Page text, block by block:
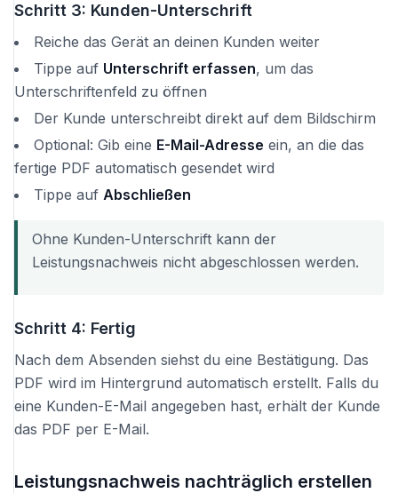
Schritt 3: Kunden-Unterschrift
Reiche das Gerät an deinen Kunden weiter
Tippe auf Unterschrift erfassen, um das
Unterschriftenfeld zu öffnen
Der Kunde unterschreibt direkt auf dem Bildschirm
Optional: Gib eine E-Mail-Adresse ein, an die das
fertige PDF automatisch gesendet wird
Tippe auf Abschließen
Ohne Kunden-Unterschrift kann der
Leistungsnachweis nicht abgeschlossen werden.
Schritt 4: Fertig
Nach dem Absenden siehst du eine Bestätigung. Das
PDF wird im Hintergrund automatisch erstellt. Falls du
eine Kunden-E-Mail angegeben hast, erhält der Kunde
das PDF per E-Mail.
Leistungsnachweis nachträglich erstellen